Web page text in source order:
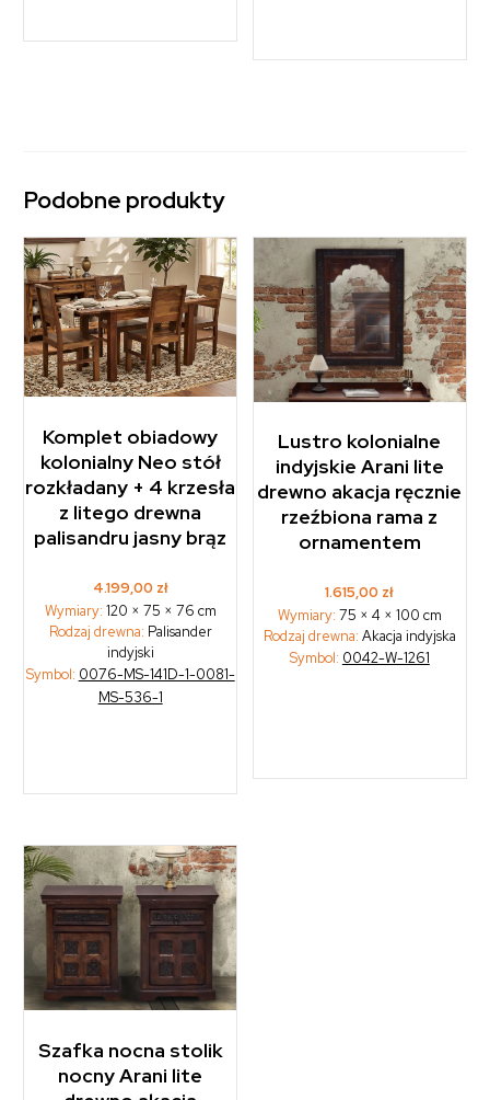
Podobne produkty
Komplet obiadowy
kolonialny Neo stół
rozkładany + 4 krzesła
z litego drewna
palisandru jasny brąz
4.199,00 zł
Wymiary: 120 × 75 × 76 cm
Rodzaj drewna: Palisander
indyjski
Symbol: 0076-MS-141D-1-0081-
MS-536-1
Lustro kolonialne
indyjskie Arani lite
drewno akacja ręcznie
rzeźbiona rama z
ornamentem
1.615,00 zł
Wymiary: 75 × 4 × 100 cm
Rodzaj drewna: Akacja indyjska
Symbol: 0042-W-1261
Szafka nocna stolik
nocny Arani lite